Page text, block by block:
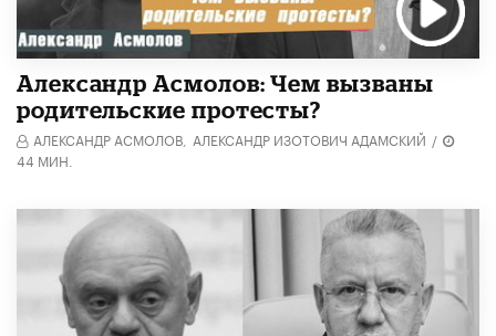
Александр Асмолов: Чем вызваны
родительские протесты?
АЛЕКСАНДР АСМОЛОВ, АЛЕКСАНДР ИЗОТОВИЧ АДАМСКИЙ /
44 МИН.